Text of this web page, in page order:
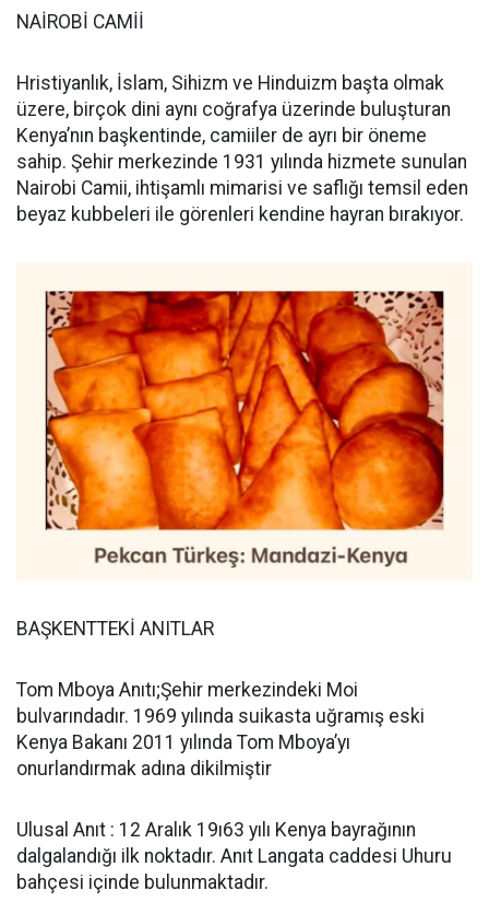
NAİROBİ CAMİİ
Hristiyanlık, İslam, Sihizm ve Hinduizm başta olmak
üzere, birçok dini aynı coğrafya üzerinde buluşturan
Kenya’nın başkentinde, camiiler de ayrı bir öneme
sahip. Şehir merkezinde 1931 yılında hizmete sunulan
Nairobi Camii, ihtişamlı mimarisi ve saflığı temsil eden
beyaz kubbeleri ile görenleri kendine hayran bırakıyor.
BAŞKENTTEKİ ANITLAR
Tom Mboya Anıtı;Şehir merkezindeki Moi
bulvarındadır. 1969 yılında suikasta uğramış eski
Kenya Bakanı 2011 yılında Tom Mboya’yı
onurlandırmak adına dikilmiştir
Ulusal Anıt : 12 Aralık 19ı63 yılı Kenya bayrağının
dalgalandığı ilk noktadır. Anıt Langata caddesi Uhuru
bahçesi içinde bulunmaktadır.